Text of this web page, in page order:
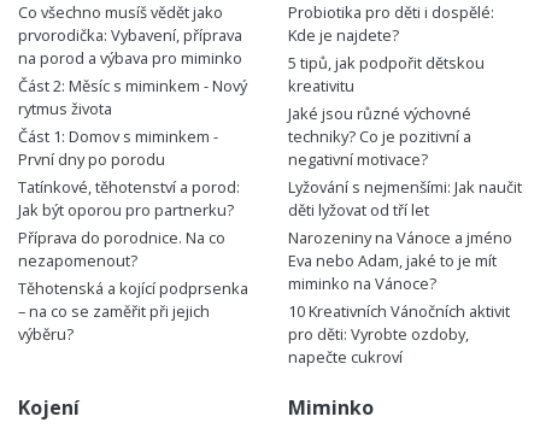
Co všechno musíš vědět jako
prvorodička: Vybavení, příprava
na porod a výbava pro miminko
Část 2: Měsíc s miminkem - Nový
rytmus života
Část 1: Domov s miminkem -
První dny po porodu
Tatínkové, těhotenství a porod:
Jak být oporou pro partnerku?
Příprava do porodnice. Na co
nezapomenout?
Těhotenská a kojící podprsenka
– na co se zaměřit při jejich
výběru?
Probiotika pro děti i dospělé:
Kde je najdete?
5 tipů, jak podpořit dětskou
kreativitu
Jaké jsou různé výchovné
techniky? Co je pozitivní a
negativní motivace?
Lyžování s nejmenšími: Jak naučit
děti lyžovat od tří let
Narozeniny na Vánoce a jméno
Eva nebo Adam, jaké to je mít
miminko na Vánoce?
10 Kreativních Vánočních aktivit
pro děti: Vyrobte ozdoby,
napečte cukroví
Kojení Miminko